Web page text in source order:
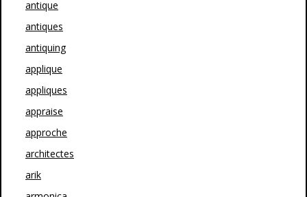
antique
antiques
antiquing
applique
appliques
appraise
approche
architectes
arik